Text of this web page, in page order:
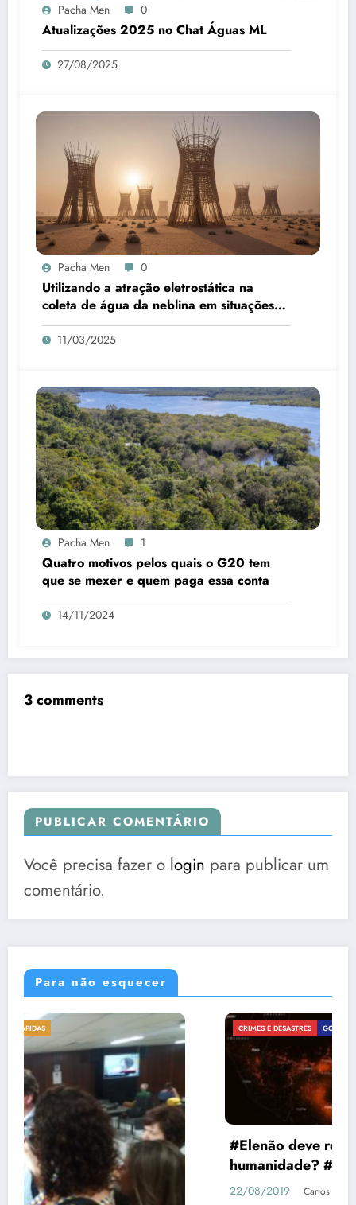
Pacha Men 0
Atualizações 2025 no Chat Águas ML
27/08/2025
Pacha Men 0
Utilizando a atração eletrostática na
coleta de água da neblina em situações
de seca
11/03/2025
Pacha Men 1
Quatro motivos pelos quais o G20 tem
que se mexer e quem paga essa conta
14/11/2024
3 comments
PUBLICAR COMENTÁRIO
Você precisa fazer o login para publicar um
comentário.
Para não esquecer
GOVERNANÇA
#Elenão deve responder por crimes à
humanidade? #PrayForAmazonia
22/08/2019 Carlos Diego